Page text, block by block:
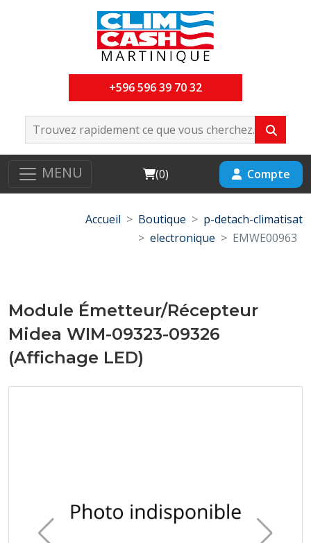
+596 596 39 70 32
MENU Cart
(0) Compte
Accueil Boutique
p-detach-climatisat
electronique
EMWE00963
Module Émetteur/Récepteur
Midea WIM-09323-09326
(Affichage LED)